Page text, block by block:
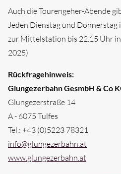
Auch die Tourengeher-Abende
Jeden Dienstag und Donnerstag
zur Mittelstation bis 22.15 Uhr
2025)
Rückfragehinweis:
Glungezerbahn GesmbH & Co
Glungezerstraße 14
A - 6075 Tulfes
Tel.: +43 (0)5223 78321
info@glungezerbahn.at
www.glungezerbahn.at